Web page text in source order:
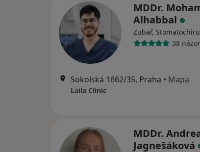
MDDr.
Alhabbal
Zubař,
38
Sokolská 1662/35, Praha • Mapa
Laila Clinic
MDDr.
Jagnešáková